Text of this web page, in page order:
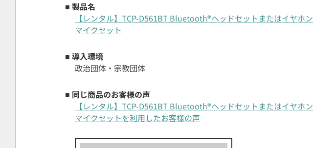
■ 製品名
【レンタル】TCP-D561BT Bluetooth®ヘッドセットまたはイヤホン
マイクセット
■ 導入環境
政治団体・宗教団体
■ 同じ商品のお客様の声
【レンタル】TCP-D561BT Bluetooth®ヘッドセットまたはイヤホン
マイクセットを利用したお客様の声